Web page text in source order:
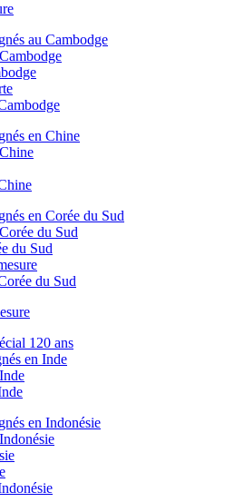
au Cambodge
en Chine
en Corée du Sud
du Sud
du Sud
du Sud
120 ans
en Inde
en Indonésie